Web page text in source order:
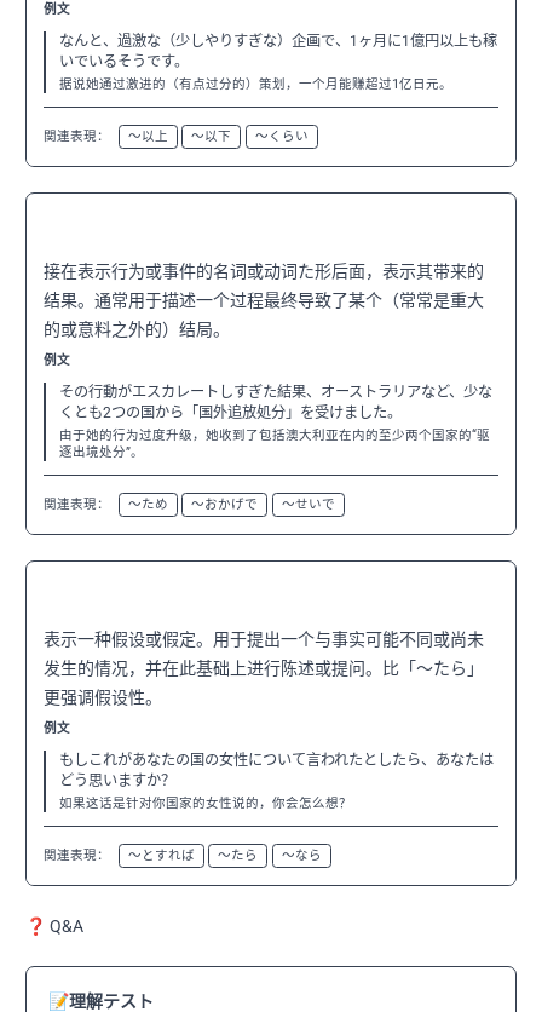
例文
なんと、過激な（少しやりすぎな）企画で、1ヶ月に1億円以上も稼
いでいるそうです。
据说她通过激进的（有点过分的）策划，一个月能赚超过1亿日元。
関連表現： 〜以上 〜以下 〜くらい
接在表示行为或事件的名词或动词た形后面，表示其带来的
结果。通常用于描述一个过程最终导致了某个（常常是重大
的或意料之外的）结局。
例文
その行動がエスカレートしすぎた結果、オーストラリアなど、少な
くとも2つの国から「国外追放処分」を受けました。
由于她的行为过度升级，她收到了包括澳大利亚在内的至少两个国家的“驱
逐出境处分”。
関連表現： 〜ため 〜おかげで 〜せいで
表示一种假设或假定。用于提出一个与事实可能不同或尚未
发生的情况，并在此基础上进行陈述或提问。比「〜たら」
更强调假设性。
例文
もしこれがあなたの国の女性について言われたとしたら、あなたは
どう思いますか？
如果这话是针对你国家的女性说的，你会怎么想？
関連表現： 〜とすれば 〜たら 〜なら
❓ Q&A
📝理解テスト